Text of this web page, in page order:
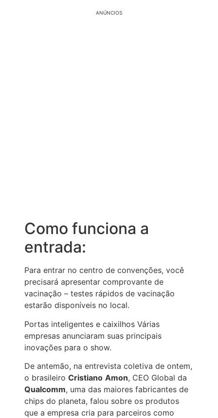
ANÚNCIOS
Como funciona a
entrada:
Para entrar no centro de convenções, você
precisará apresentar comprovante de
vacinação – testes rápidos de vacinação
estarão disponíveis no local.
Portas inteligentes e caixilhos Várias
empresas anunciaram suas principais
inovações para o show.
De antemão, na entrevista coletiva de ontem,
o brasileiro Cristiano Amon, CEO Global da
Qualcomm, uma das maiores fabricantes de
chips do planeta, falou sobre os produtos
que a empresa cria para parceiros como